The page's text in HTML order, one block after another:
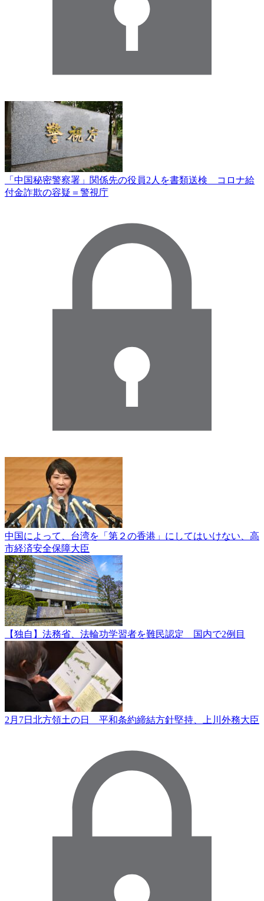
「中国秘密警察署」関係先の役員2人を書類送検 コロナ給
付金詐欺の容疑＝警視庁
中国によって、台湾を「第２の香港」にしてはいけない、高
市経済安全保障大臣
【独自】法務省、法輪功学習者を難民認定 国内で2例目
2月7日北方領土の日 平和条約締結方針堅持、上川外務大臣